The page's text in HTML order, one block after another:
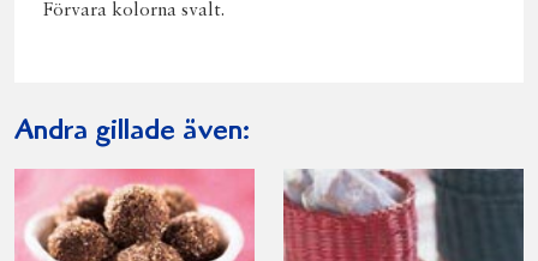
Förvara kolorna svalt.
Andra gillade även: